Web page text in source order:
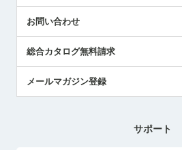
お問い合わせ
総合カタログ無料請求
メールマガジン登録
サポート